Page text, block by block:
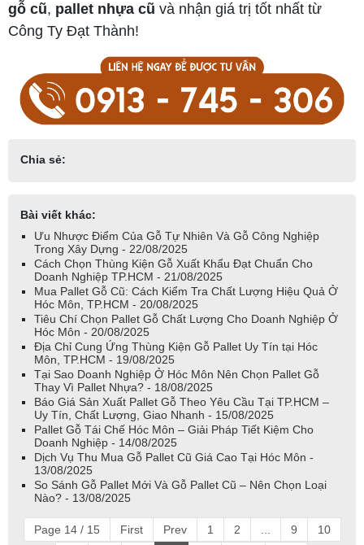
gỗ cũ, pallet nhựa cũ và nhận giá trị tốt nhất từ
Công Ty Đạt Thành!
Chia sẻ:
Bài viết khác:
Ưu Nhược Điểm Của Gỗ Tự Nhiên Và Gỗ Công Nghiệp
Trong Xây Dựng - 22/08/2025
Cách Chọn Thùng Kiện Gỗ Xuất Khẩu Đạt Chuẩn Cho
Doanh Nghiệp TP.HCM - 21/08/2025
Mua Pallet Gỗ Cũ: Cách Kiểm Tra Chất Lượng Hiệu Quả Ở
Hóc Môn, TP.HCM - 20/08/2025
Tiêu Chí Chọn Pallet Gỗ Chất Lượng Cho Doanh Nghiệp Ở
Hóc Môn - 20/08/2025
Địa Chỉ Cung Ứng Thùng Kiện Gỗ Pallet Uy Tín tại Hóc
Môn, TP.HCM - 19/08/2025
Tại Sao Doanh Nghiệp Ở Hóc Môn Nên Chọn Pallet Gỗ
Thay Vì Pallet Nhựa? - 18/08/2025
Báo Giá Sản Xuất Pallet Gỗ Theo Yêu Cầu Tại TP.HCM –
Uy Tín, Chất Lượng, Giao Nhanh - 15/08/2025
Pallet Gỗ Tái Chế Hóc Môn – Giải Pháp Tiết Kiệm Cho
Doanh Nghiệp - 14/08/2025
Dịch Vụ Thu Mua Gỗ Pallet Cũ Giá Cao Tại Hóc Môn -
13/08/2025
So Sánh Gỗ Pallet Mới Và Gỗ Pallet Cũ – Nên Chọn Loại
Nào? - 13/08/2025
Page 14 / 15 First Prev 1 2 9
10